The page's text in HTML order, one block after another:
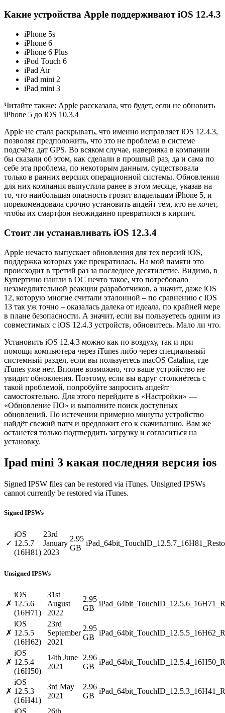
Какие устройства Apple поддерживают iOS 12.4.3
iPhone 5s
iPhone 6
iPhone 6 Plus
iPod Touch 6
iPad Air
iPad mini 2
iPad mini 3
Читайте также: Apple рассказала, что будет, если не обновить
iPhone 5 до iOS 10.3.4
Apple не стала раскрывать, что именно исправляет iOS 12.4.3,
позволяя предположить, что это не проблема в системе
подсчёта дат GPS. Во всяком случае, наверняка в компании
бы сказали об этом, как сделали в прошлый раз, да и сама по
себе эта проблема, по некоторым данным, существовала
только в ранних версиях операционной системы. Обновления
для них компания выпустила ранее в этом месяце, указав на
то, что наибольшая опасность грозит владельцам iPhone 5, и
порекомендовала срочно установить апдейт тем, кто не хочет,
чтобы их смартфон неожиданно превратился в кирпич.
Стоит ли устанавливать iOS 12.3.4
Apple нечасто выпускает обновления для тех версий iOS,
поддержка которых уже прекратилась. На мой памяти это
происходит в третий раз за последнее десятилетие. Видимо, в
Купертино нашли в ОС нечто такое, что потребовало
незамедлительной реакции разработчиков, а значит, даже iOS
12, которую многие считали эталонной – по сравнению с iOS
13 так уж точно – оказалась далека от идеала, по крайней мере
в плане безопасности. А значит, если вы пользуетесь одним из
совместимых с iOS 12.4.3 устройств, обновитесь. Мало ли что.
Установить iOS 12.4.3 можно как по воздуху, так и при
помощи компьютера через iTunes либо через специальный
системный раздел, если вы пользуетесь macOS Catalina, где
iTunes уже нет. Вполне возможно, что ваше устройство не
увидит обновления. Поэтому, если вы вдруг столкнётесь с
такой проблемой, попробуйте запросить апдейт
самостоятельно. Для этого перейдите в «Настройки» —
«Обновление ПО» и выполните поиск доступных
обновлений. По истечении примерно минуты устройство
найдёт свежий патч и предложит его к скачиванию. Вам же
останется только подтвердить загрузку и согласиться на
установку.
Ipad mini 3 какая последняя версия ios
Signed IPSW files can be restored via iTunes. Unsigned IPSWs
cannot currently be restored via iTunes.
Signed IPSWs
✓
iOS
12.5.7
(16H81)
23rd
January
2023
2.95
GB
Unsigned IPSWs
✗
iOS
12.5.6
(16H71)
31st
August
2022
2.95
GB
✗
iOS
12.5.5
(16H62)
23rd
September
2021
2.95
GB
✗
iOS
12.5.4
(16H50)
14th June
2021
2.96
GB
✗
iOS
12.5.3
(16H41)
3rd May
2021
2.96
GB
iOS 26th